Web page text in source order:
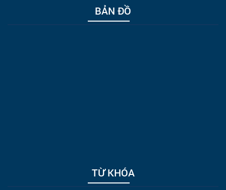
BẢN ĐỒ
TỪ KHÓA